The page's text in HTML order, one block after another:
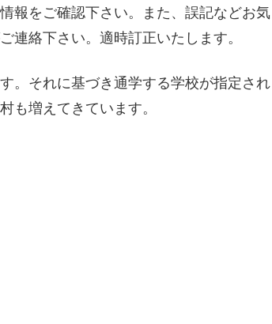
報をご確認下さい。また、誤記などお気
絡下さい。適時訂正いたします。
。それに基づき通学する学校が指定され
も増えてきています。